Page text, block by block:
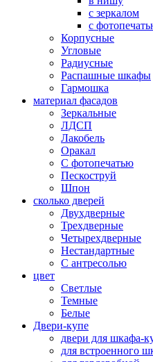
с зеркалом
с
Корпусные
Угловые
Радиусные
Распашные шкафы
Гармошка
материал фасадов
Зеркальные
ЛДСП
Лакобель
Оракал
С фотопечатью
Пескоструй
Шпон
сколько дверей
Двухдверные
Трехдверные
Четырехдверные
Нестандартные
С антресолью
цвет
Светлые
Темные
Белые
Двери-купе
двери для шкафа-
для встроенного